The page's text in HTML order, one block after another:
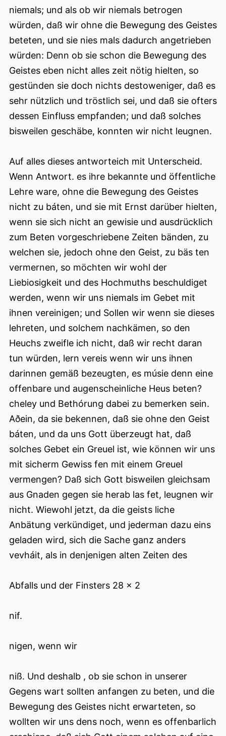
niemals; und als ob wir niemals betrogen
würden, daß wir ohne die Bewegung des Geistes
beteten, und sie nies mals dadurch angetrieben
würden: Denn ob sie schon die Bewegung des
Geistes eben nicht alles zeit nötig hielten, so
gestünden sie doch nichts destoweniger, daß es
sehr nützlich und tröstlich sei, und daß sie ofters
dessen Einfluss empfanden; und daß solches
bisweilen geschäbe, konnten wir nicht leugnen.
Auf alles dieses antworteich mit Unterscheid.
Wenn Antwort. es ihre bekannte und öffentliche
Lehre ware, ohne die Bewegung des Geistes
nicht zu báten, und sie mit Ernst darüber hielten,
wenn sie sich nicht an gewisie und ausdrücklich
zum Beten vorgeschriebene Zeiten bänden, zu
welchen sie, jedoch ohne den Geist, zu bäs ten
vermernen, so möchten wir wohl der
Liebiosigkeit und des Hochmuths beschuldiget
werden, wenn wir uns niemals im Gebet mit
ihnen vereinigen; und Sollen wir wenn sie dieses
lehreten, und solchem nachkämen, so den
Heuchs zweifle ich nicht, daß wir recht daran
tun würden, lern vereis wenn wir uns ihnen
darinnen gemäß bezeugten, es músie denn eine
offenbare und augenscheinliche Heus beten?
cheley und Bethórung dabei zu bemerken sein.
Aðein, da sie bekennen, daß sie ohne den Geist
báten, und da uns Gott überzeugt hat, daß
solches Gebet ein Greuel ist, wie können wir uns
mit sicherm Gewiss fen mit einem Greuel
vermengen? Daß sich Gott bisweilen gleichsam
aus Gnaden gegen sie herab las fet, leugnen wir
nicht. Wiewohl jetzt, da die geists liche
Anbätung verkündiget, und jederman dazu eins
geladen wird, sich die Sache ganz anders
vevháit, als in denjenigen alten Zeiten des
Abfalls und der Finsters 28 x 2
nif.
nigen, wenn wir
niß. Und deshalb , ob sie schon in unserer
Gegens wart sollten anfangen zu beten, und die
Bewegung des Geistes nicht erwarteten, so
wollten wir uns dens noch, wenn es offenbarlich